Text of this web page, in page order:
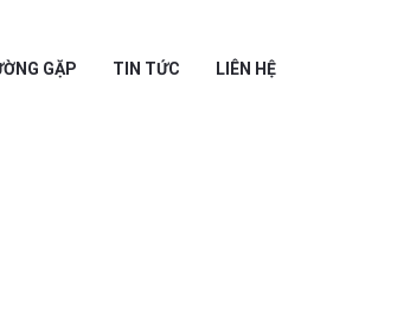
GẶP TIN TỨC LIÊN HỆ